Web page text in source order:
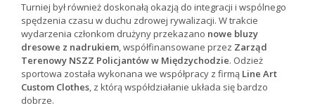
Turniej był również doskonałą okazją do integracji i wspólnego
spędzenia czasu w duchu zdrowej rywalizacji. W trakcie
wydarzenia członkom drużyny przekazano nowe bluzy
dresowe z nadrukiem, współfinansowane przez Zarząd
Terenowy NSZZ Policjantów w Międzychodzie. Odzież
sportowa została wykonana we współpracy z firmą Line Art
Custom Clothes, z którą współdziałanie układa się bardzo
dobrze.